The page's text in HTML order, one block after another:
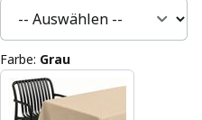
Farbe: Grau